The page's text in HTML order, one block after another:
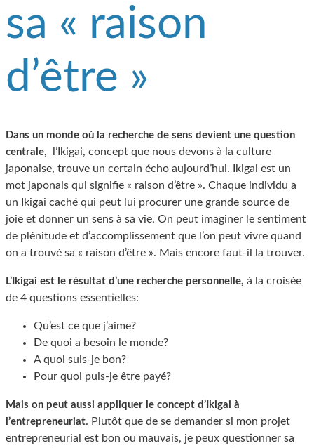
sa « raison
d’être »
Dans un monde où la recherche de sens devient une question
centrale, l’Ikigai, concept que nous devons à la culture
japonaise, trouve un certain écho aujourd’hui. Ikigai est un
mot japonais qui signifie « raison d’être ». Chaque individu a
un Ikigai caché qui peut lui procurer une grande source de
joie et donner un sens à sa vie. On peut imaginer le sentiment
de plénitude et d’accomplissement que l’on peut vivre quand
on a trouvé sa « raison d’être ». Mais encore faut-il la trouver.
L’Ikigai est le résultat d’une recherche personnelle, à la croisée
de 4 questions essentielles:
Qu’est ce que j’aime?
De quoi a besoin le monde?
A quoi suis-je bon?
Pour quoi puis-je être payé?
Mais on peut aussi appliquer le concept d’Ikigai à
l’entrepreneuriat. Plutôt que de se demander si mon projet
entrepreneurial est bon ou mauvais, je peux questionner sa